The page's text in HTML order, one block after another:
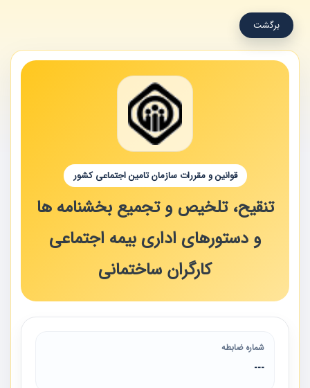
برگشت
قوانین و مقررات سازمان تامین اجتماعی کشور
تنقیح، تلخیص و تجمیع بخشنامه ها
و دستورهای اداری بیمه اجتماعی
کارگران ساختمانی
شماره ضابطه
---